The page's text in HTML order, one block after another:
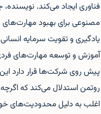
فناوری ایجاد می‌کند.
مصنوعی برای بهبود
یادگیری و تقویت سرمایه
آموزش و توسعه مهارت‌های
پیش روی شرکت‌ها قرار دارد
روتمن استدلال می‌کند که
اغلب به دلیل محدودیت‌های